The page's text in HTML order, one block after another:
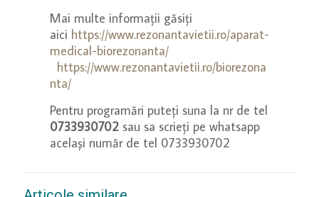
Mai multe informații găsiți
aici https://www.rezonantavietii.ro/aparat-
medical-biorezonanta/
https://www.rezonantavietii.ro/biorezona
nta/
Pentru programări puteți suna la nr de tel
0733930702sau sa scrieți pe whatsapp
același număr de tel 0733930702